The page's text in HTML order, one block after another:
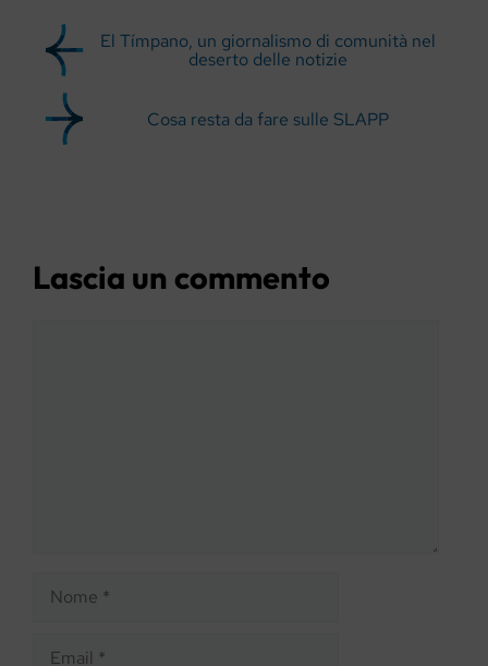
El Tímpano, un giornalismo di comunità nel
deserto delle notizie
Cosa resta da fare sulle SLAPP
Lascia un commento